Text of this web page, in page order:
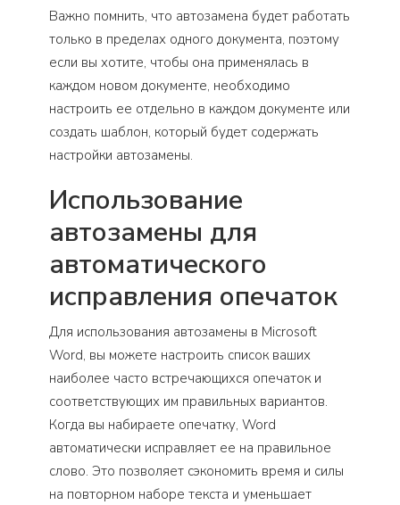
Важно помнить, что автозамена будет работать
только в пределах одного документа, поэтому
если вы хотите, чтобы она применялась в
каждом новом документе, необходимо
настроить ее отдельно в каждом документе или
создать шаблон, который будет содержать
настройки автозамены.
Использование
автозамены для
автоматического
исправления опечаток
Для использования автозамены в Microsoft
Word, вы можете настроить список ваших
наиболее часто встречающихся опечаток и
соответствующих им правильных вариантов.
Когда вы набираете опечатку, Word
автоматически исправляет ее на правильное
слово. Это позволяет сэкономить время и силы
на повторном наборе текста и уменьшает